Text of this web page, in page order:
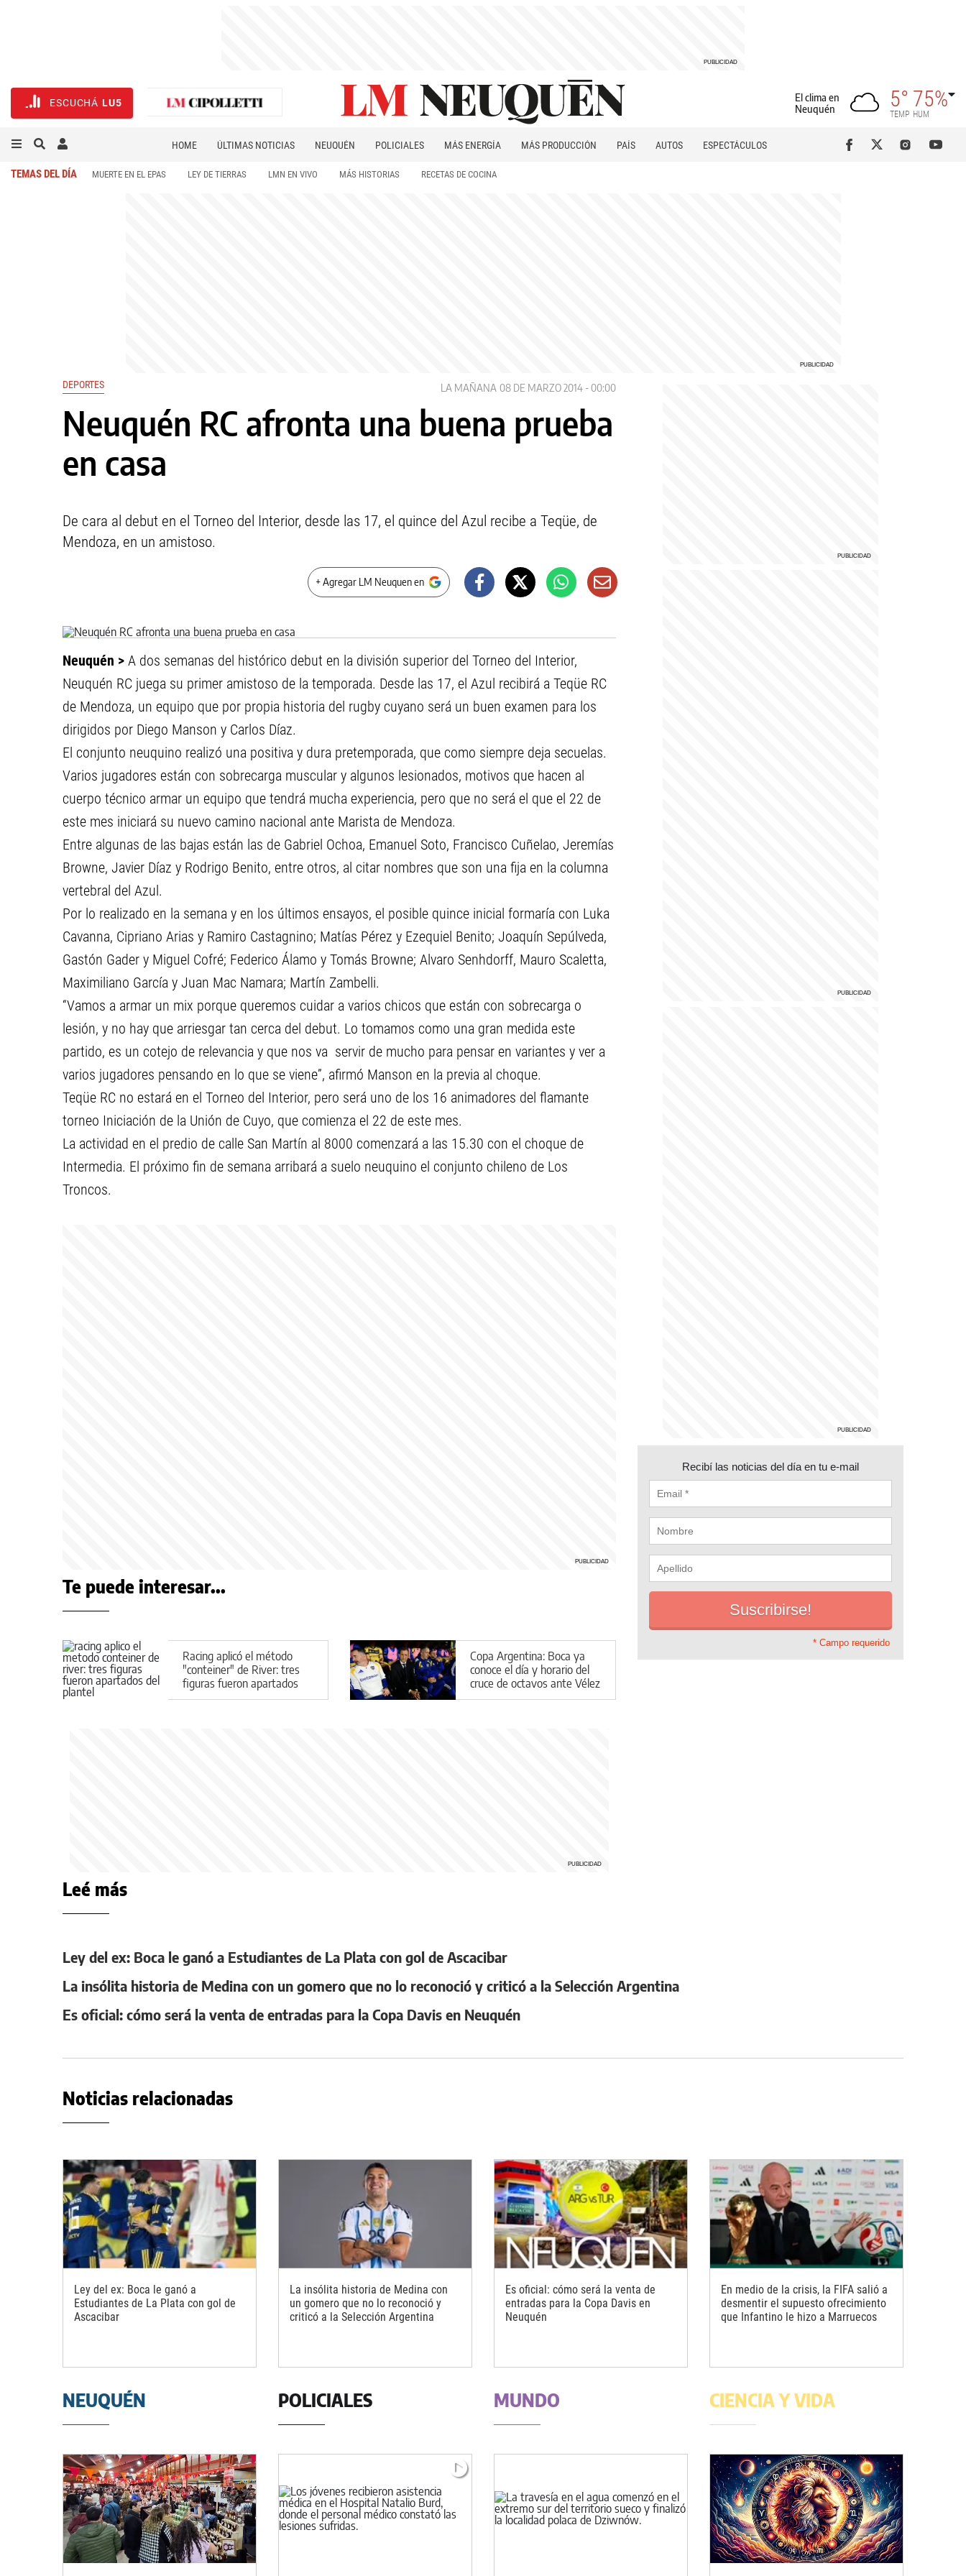
ESCUCHÁ LU5
El clima en
Neuquén
5°
TEMP
75%
HUM
HOME ÚLTIMAS NOTICIAS NEUQUÉN POLICIALES MÁS ENERGÍA MÁS PRODUCCIÓN PAÍS AUTOS
ESPECTÁCULOS
TEMAS DEL DÍA MUERTE EN EL EPAS LEY DE TIERRAS LMN EN VIVO MÁS HISTORIAS RECETAS DE COCINA
DEPORTES LA MAÑANA 08 DE MARZO 2014 - 00:00
Neuquén RC afronta una buena prueba
en casa
De cara al debut en el Torneo del Interior, desde las 17, el quince del Azul recibe a Teqüe, de
Mendoza, en un amistoso.
+ Agregar LM Neuquen en
Neuquén > A dos semanas del histórico debut en la división superior del Torneo del Interior,
Neuquén RC juega su primer amistoso de la temporada. Desde las 17, el Azul recibirá a Teqüe RC
de Mendoza, un equipo que por propia historia del rugby cuyano será un buen examen para los
dirigidos por Diego Manson y Carlos Díaz.
El conjunto neuquino realizó una positiva y dura pretemporada, que como siempre deja secuelas.
Varios jugadores están con sobrecarga muscular y algunos lesionados, motivos que hacen al
cuerpo técnico armar un equipo que tendrá mucha experiencia, pero que no será el que el 22 de
este mes iniciará su nuevo camino nacional ante Marista de Mendoza.
Entre algunas de las bajas están las de Gabriel Ochoa, Emanuel Soto, Francisco Cuñelao, Jeremías
Browne, Javier Díaz y Rodrigo Benito, entre otros, al citar nombres que son una fija en la columna
vertebral del Azul.
Por lo realizado en la semana y en los últimos ensayos, el posible quince inicial formaría con Luka
Cavanna, Cipriano Arias y Ramiro Castagnino; Matías Pérez y Ezequiel Benito; Joaquín Sepúlveda,
Gastón Gader y Miguel Cofré; Federico Álamo y Tomás Browne; Alvaro Senhdorff, Mauro Scaletta,
Maximiliano García y Juan Mac Namara; Martín Zambelli.
“Vamos a armar un mix porque queremos cuidar a varios chicos que están con sobrecarga o
lesión, y no hay que arriesgar tan cerca del debut. Lo tomamos como una gran medida este
partido, es un cotejo de relevancia y que nos va servir de mucho para pensar en variantes y ver a
varios jugadores pensando en lo que se viene”, afirmó Manson en la previa al choque.
Teqüe RC no estará en el Torneo del Interior, pero será uno de los 16 animadores del flamante
torneo Iniciación de la Unión de Cuyo, que comienza el 22 de este mes.
La actividad en el predio de calle San Martín al 8000 comenzará a las 15.30 con el choque de
Intermedia. El próximo fin de semana arribará a suelo neuquino el conjunto chileno de Los
Troncos.
Te puede interesar...
Racing aplicó el método
"conteiner" de River: tres
figuras fueron apartados
del plantel
Copa Argentina: Boca ya
conoce el día y horario del
cruce de octavos ante Vélez
Recibí las noticias del día en tu e-mail
* Campo requerido
Leé más
Ley del ex: Boca le ganó a Estudiantes de La Plata con gol de Ascacibar
La insólita historia de Medina con un gomero que no lo reconoció y criticó a la Selección Argentina
Es oficial: cómo será la venta de entradas para la Copa Davis en Neuquén
Noticias relacionadas
Ley del ex: Boca le ganó a
Estudiantes de La Plata con gol de
Ascacibar
La insólita historia de Medina con
un gomero que no lo reconoció y
criticó a la Selección Argentina
Es oficial: cómo será la venta de
entradas para la Copa Davis en
Neuquén
En medio de la crisis, la FIFA salió a
desmentir el supuesto ofrecimiento
que Infantino le hizo a Marruecos
NEUQUÉN POLICIALES MUNDO CIENCIA Y VIDA